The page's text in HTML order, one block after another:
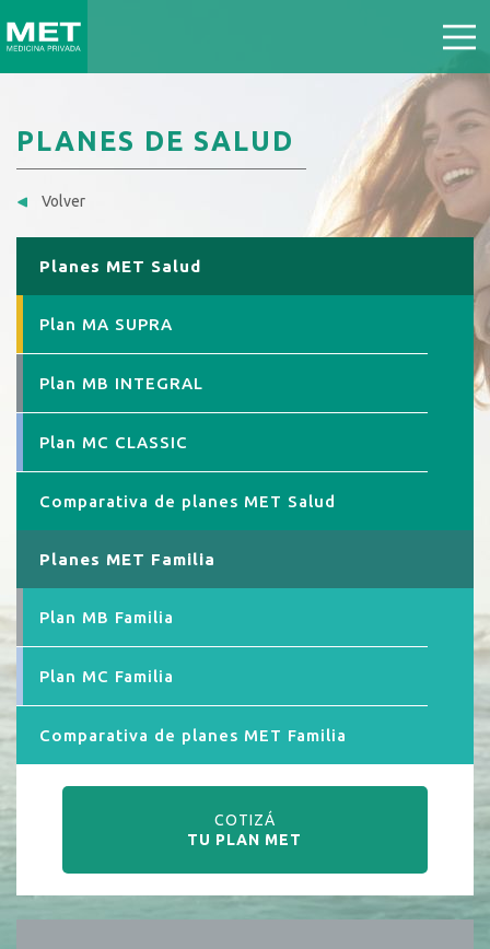
PLANES DE SALUD
Volver
Planes MET Salud
Plan MA SUPRA
Plan MB INTEGRAL
Plan MC CLASSIC
Comparativa de planes MET Salud
Planes MET Familia
Plan MB Familia
Plan MC Familia
Comparativa de planes MET Familia
COTIZÁ
TU PLAN MET